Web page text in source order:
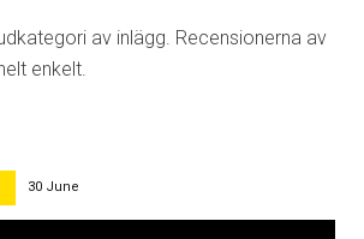
av inlägg. Recensionerna av
enkelt.
30 June